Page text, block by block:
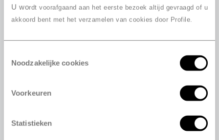
U wordt voorafgaand aan het eerste bezoek altijd gevraagd of u
akkoord bent met het verzamelen van cookies door Profile.
Noodzakelijke cookies
Voorkeuren
Statistieken
235/45 R18 98W
235/45 R18 98W